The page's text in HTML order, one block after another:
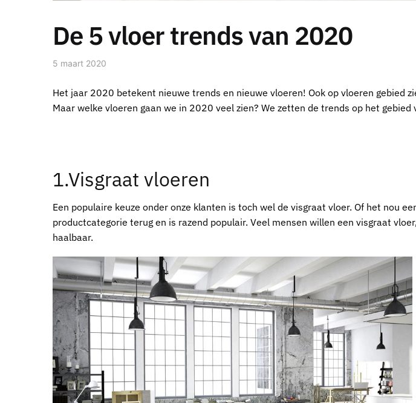
De 5 vloer trends van 2020
5 maart 2020
Het jaar 2020 betekent nieuwe trends en nieuwe vloeren! Ook op vloeren gebied
Maar welke vloeren gaan we in 2020 veel zien? We zetten de trends op het
1.Visgraat vloeren
Een populaire keuze onder onze klanten is toch wel de visgraat vloer. Of het nou
productcategorie terug en is razend populair. Veel mensen willen een visgraat
haalbaar.